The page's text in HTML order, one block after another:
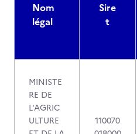
Nom
légal
Sire
t
MINISTE
RE DE
L'AGRIC
ULTURE
110070